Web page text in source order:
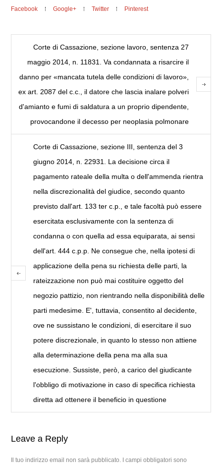
Facebook Google+ Twitter Pinterest
Corte di Cassazione, sezione lavoro, sentenza 27
maggio 2014, n. 11831. Va condannata a risarcire il
danno per «mancata tutela delle condizioni di lavoro»,
ex art. 2087 del c.c., il datore che lascia inalare polveri
d'amianto e fumi di saldatura a un proprio dipendente,
provocandone il decesso per neoplasia polmonare
Corte di Cassazione, sezione III, sentenza del 3
giugno 2014, n. 22931. La decisione circa il
pagamento rateale della multa o dell'ammenda rientra
nella discrezionalità del giudice, secondo quanto
previsto dall'art. 133 ter c.p., e tale facoltà può essere
esercitata esclusivamente con la sentenza di
condanna o con quella ad essa equiparata, ai sensi
dell'art. 444 c.p.p. Ne consegue che, nella ipotesi di
applicazione della pena su richiesta delle parti, la
rateizzazione non può mai costituire oggetto del
negozio pattizio, non rientrando nella disponibilità delle
parti medesime. E', tuttavia, consentito al decidente,
ove ne sussistano le condizioni, di esercitare il suo
potere discrezionale, in quanto lo stesso non attiene
alla determinazione della pena ma alla sua
esecuzione. Sussiste, però, a carico del giudicante
l'obbligo di motivazione in caso di specifica richiesta
diretta ad ottenere il beneficio in questione
Leave a Reply
Il tuo indirizzo email non sarà pubblicato.
I campi obbligatori sono